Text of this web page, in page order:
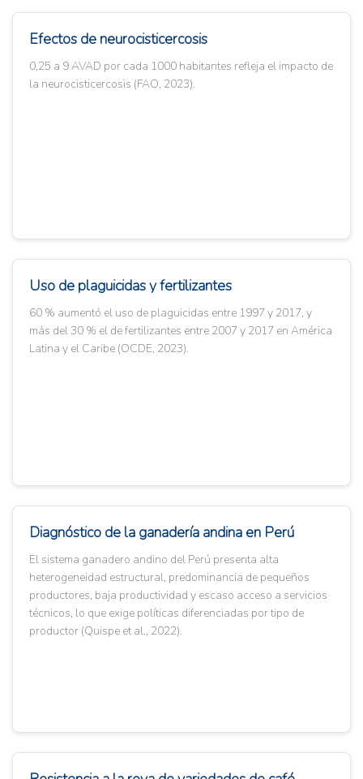
Efectos de neurocisticercosis
0,25 a 9 AVAD por cada 1000 habitantes refleja el impacto de
la neurocisticercosis (FAO, 2023).
Uso de plaguicidas y fertilizantes
60 % aumentó el uso de plaguicidas entre 1997 y 2017, y
más del 30 % el de fertilizantes entre 2007 y 2017 en América
Latina y el Caribe (OCDE, 2023).
Diagnóstico de la ganadería andina en Perú
El sistema ganadero andino del Perú presenta alta
heterogeneidad estructural, predominancia de pequeños
productores, baja productividad y escaso acceso a servicios
técnicos, lo que exige políticas diferenciadas por tipo de
productor (Quispe et al., 2022).